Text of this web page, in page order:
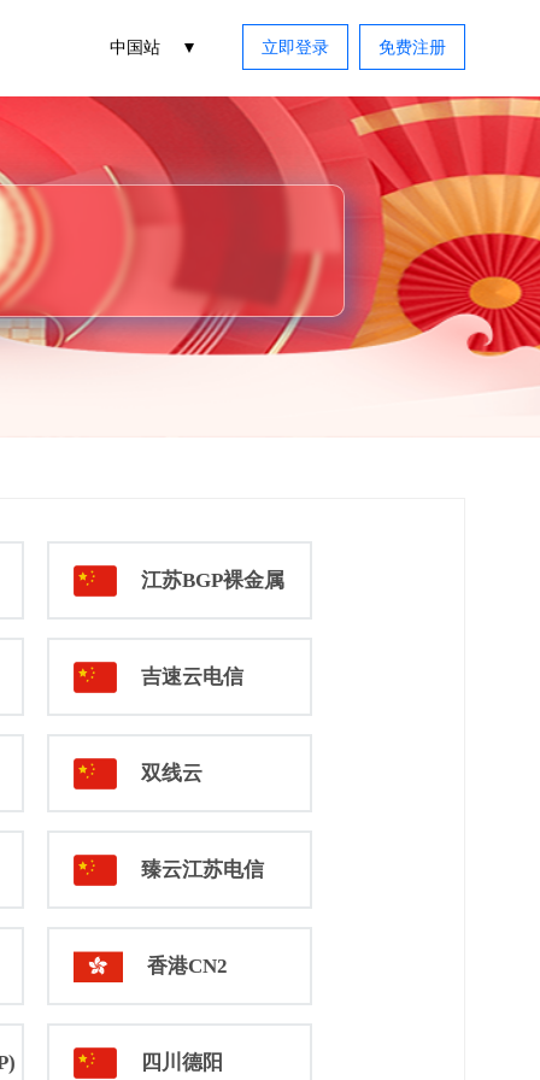
中国站 立即登录 免费注册
江苏BGP裸金属
吉速云电信
双线云
臻云江苏电信
香港CN2
四川德阳